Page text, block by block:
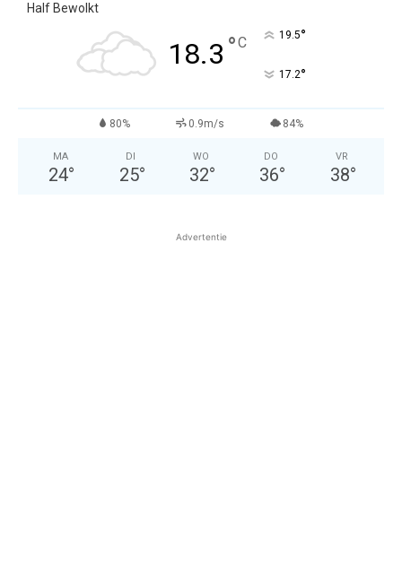
Half Bewolkt
18.3 °C 19.5°
17.2°
80% 0.9m/s 84%
MA
24°
DI
25°
WO
32°
DO
36°
VR
38°
Advertentie